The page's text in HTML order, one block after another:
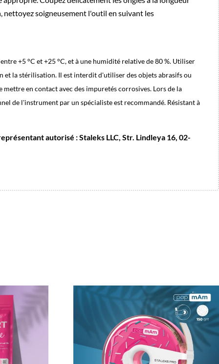
nettoyez soigneusement l'outil en suivant les
+5 °C et +25 °C, et à une humidité relative de 80 %. Utiliser
et la stérilisation. Il est interdit d'utiliser des objets abrasifs ou
en contact avec des impuretés corrosives. Lors de la
de l'instrument par un spécialiste est recommandé. Résistant à
autorisé : Staleks LLC, Str. Lindleya 16, 02-